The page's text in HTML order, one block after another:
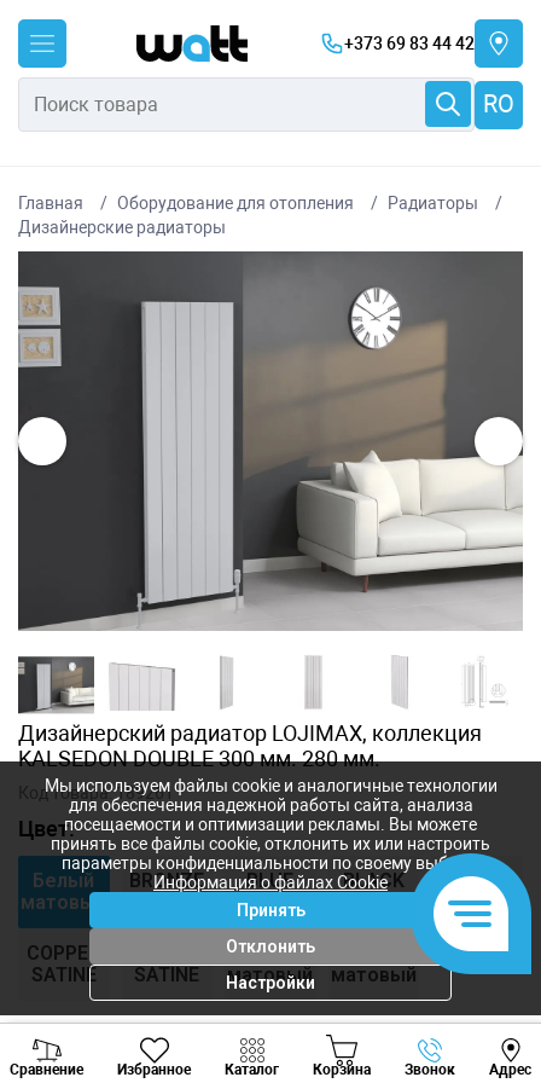
+373 69 83 44 42
RO
Главная Оборудование для отопления
Радиаторы
Дизайнерские радиаторы
Дизайнерский радиатор LOJIMAX, коллекция
KALSEDON DOUBLE 300 мм. 280 мм.
Код товара:189261
Цвет:
Белый
матовый
BRONZE
BLUE
SATINE
BLACK
Gold
SATINE
COPPER
SATINE
SATINE
Антрацит
матовый
матовый
На текущий момент товар не
доступен для заказа
Сравнение Избранное Каталог Корзина Звонок Адрес
Viber Whatsapp
Мы используем файлы cookie и аналогичные технологии
для обеспечения надежной работы сайта, анализа
посещаемости и оптимизации рекламы. Вы можете
принять все файлы cookie, отклонить их или настроить
параметры конфиденциальности по своему выбору.
Информация о файлах Cookie
Принять
Отклонить
Настройки